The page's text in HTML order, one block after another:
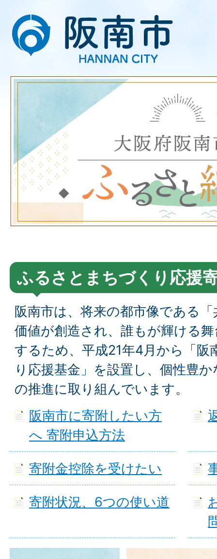
ふるさとまちづくり応援
阪南市は、将来の都市像である
価値が創造され、誰もが輝ける
するため、平成21年4月から「阪
り応援基金」を設置し、個性豊
の推進に取り組んでいます。
阪南市に寄附したい方
へ 寄附申込方法
寄附金控除を受けたい
寄附状況、6つの使い道